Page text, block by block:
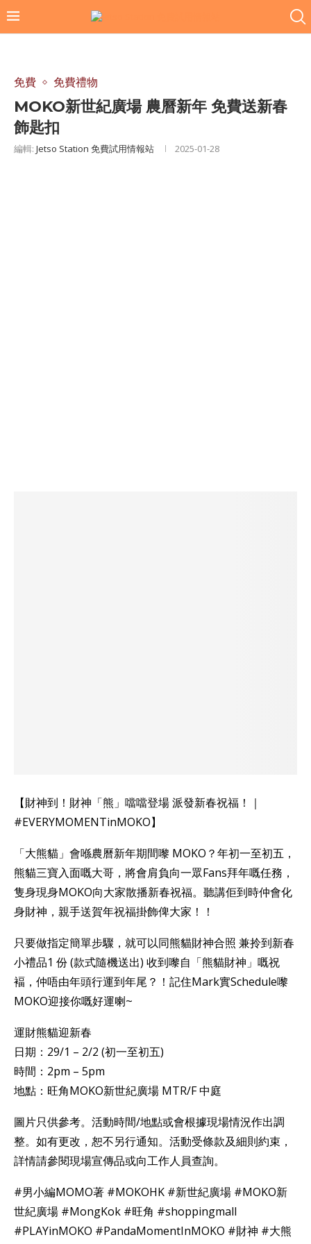
免費 免費禮物
MOKO新世紀廣場 農曆新年 免費送新春
飾匙扣
編輯: Jetso Station 免費試用情報站 2025-01-28
【財神到！財神「熊」噹噹登場 派發新春祝福！｜
#EVERYMOMENTinMOKO】
「大熊貓」會喺農曆新年期間嚟 MOKO？年初一至初五，
熊貓三寶入面嘅大哥，將會肩負向一眾Fans拜年嘅任務，
隻身現身MOKO向大家散播新春祝福。聽講佢到時仲會化
身財神，親手送賀年祝福掛飾俾大家！！
只要做指定簡單步驟，就可以同熊貓財神合照 兼拎到新春
小禮品1 份 (款式隨機送出) 收到嚟自「熊貓財神」嘅祝
褔，仲唔由年頭行運到年尾？！記住Mark實Schedule嚟
MOKO迎接你嘅好運喇~
運財熊貓迎新春
日期：29/1 – 2/2 (初一至初五)
時間：2pm – 5pm
地點：旺角MOKO新世紀廣場 MTR/F 中庭
圖片只供參考。活動時間/地點或會根據現場情況作出調
整。如有更改，恕不另行通知。活動受條款及細則約束，
詳情請參閱現場宣傳品或向工作人員查詢。
#男小編MOMO著 #MOKOHK #新世紀廣場 #MOKO新
世紀廣場 #MongKok #旺角 #shoppingmall
#PLAYinMOKO #PandaMomentInMOKO #財神 #大熊